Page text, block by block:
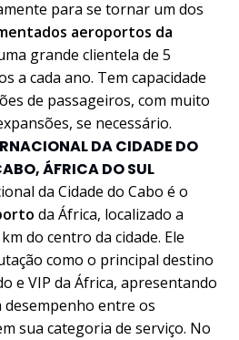
para se tornar um dos
aeroportos da
grande clientela de 5
a cada ano. Tem capacidade
de passageiros, com muito
se necessário.
DA CIDADE DO
ÁFRICA DO SUL
da Cidade do Cabo é o
da África, localizado a
do centro da cidade. Ele
como o principal destino
e VIP da África, apresentando
entre os
sua categoria de serviço. No